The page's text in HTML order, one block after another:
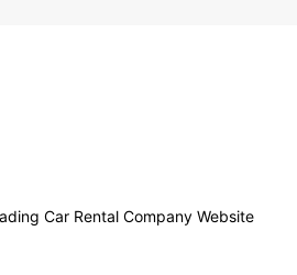
Car Rental Company Website